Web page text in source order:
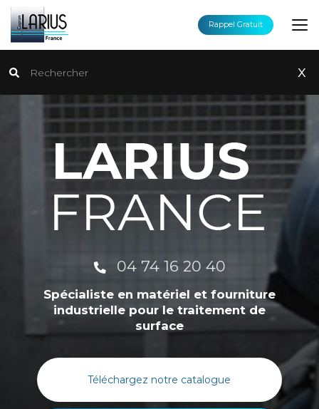
Aller
au
contenu
principal
Rechercher
x
Rappel Gratuit
04 74 16 20 40
Spécialiste en matériel et fourniture
industrielle pour le traitement de
surface
Téléchargez notre catalogue